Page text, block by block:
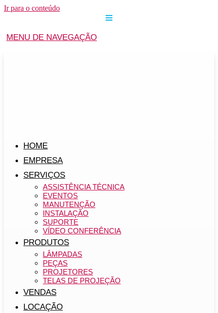
Ir para o conteúdo
MENU DE NAVEGAÇÃO
HOME
EMPRESA
SERVIÇOS
ASSISTÊNCIA TÉCNICA
EVENTOS
MANUTENÇÃO
INSTALAÇÃO
SUPORTE
VÍDEO CONFERÊNCIA
PRODUTOS
LÂMPADAS
PEÇAS
PROJETORES
TELAS DE PROJEÇÃO
VENDAS
LOCAÇÃO